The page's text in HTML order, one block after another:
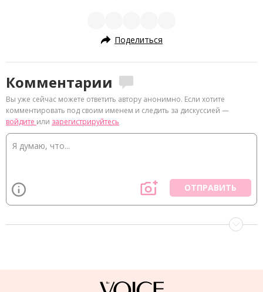
Поделиться
Комментарии
Вы уже сейчас можете ответить автору анонимно. Если хотите
комментировать под своим именем и следить за дискуссией —
войдите или зарегистрируйтесь
ОТПРАВИТЬ